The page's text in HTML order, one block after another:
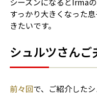
すっかり大きくなった
きたいです。
シュルツさんご
前々回で、ご紹介した